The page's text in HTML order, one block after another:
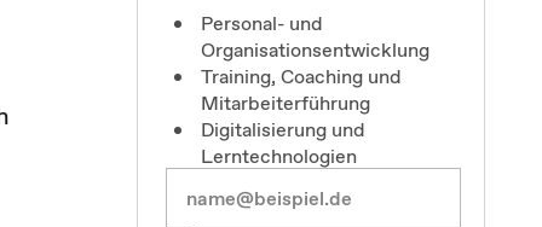
Personal- und
Organisationsentwicklung
Training, Coaching und
Mitarbeiterführung
Digitalisierung und
Lerntechnologien